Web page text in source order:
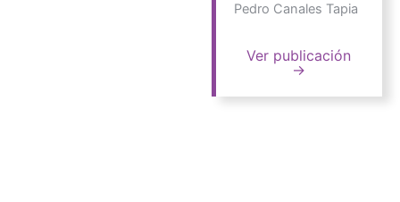
Pedro Canales Tapia
Ver publicación
→